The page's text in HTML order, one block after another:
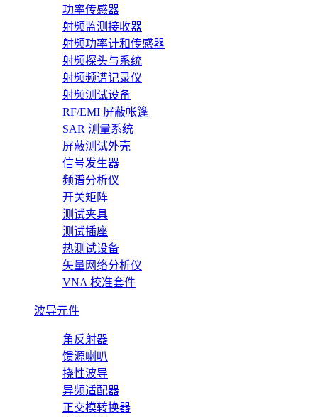
功率传感器
射频监测接收器
射频功率计和传感器
射频探头与系统
射频频谱记录仪
射频测试设备
RF/EMI 屏蔽帐篷
SAR 测量系统
屏蔽测试外壳
信号发生器
频谱分析仪
开关矩阵
测试夹具
测试插座
热测试设备
矢量网络分析仪
VNA 校准套件
波导元件
角反射器
馈源喇叭
挠性波导
异频适配器
正交模转换器